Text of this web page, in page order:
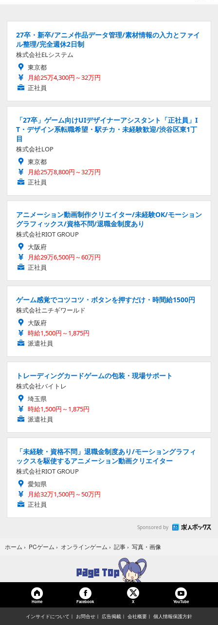
27卒・新卒/アニメ作品データ管理/素材情報の入力とファイ
ル整理/完全週休2日制
株式会社ELシステム
東京都
月給25万4,300円～32万円
正社員
「27卒」ゲーム向けUIデザイナーアシスタント「正社員」I
T・デザイン系転職希望・駅チカ・未経験歓迎/渋谷区東1丁
目
株式会社LOP
東京都
月給25万8,800円～32万円
正社員
アニメーション動画制作クリエイター/未経験OK/モーション
グラフィックス/資格不問/退職金制度あり
株式会社RIOT GROUP
大阪府
月給29万6,500円～60万円
正社員
ゲーム感覚でコツコツ・ボタンを押すだけ・時間給1500円
株式会社ニチギワールド
大阪府
時給1,500円～1,875円
派遣社員
トレーディングカードゲームの包装・現場サポート
株式会社バイトレ
埼玉県
時給1,500円～1,875円
派遣社員
「未経験・資格不問」退職金制度あり/モーショングラフィ
ックスを駆使するアニメーション動画クリエイター
株式会社RIOT GROUP
愛知県
月給32万1,500円～50万円
正社員
Sponsored by
ホーム › PCゲーム › オンラインゲーム › 記事 › 写真・画像
Home Facebook X YouTube
インサイドについて お問合せ 広告掲載 会社概要 個人情報保護方針